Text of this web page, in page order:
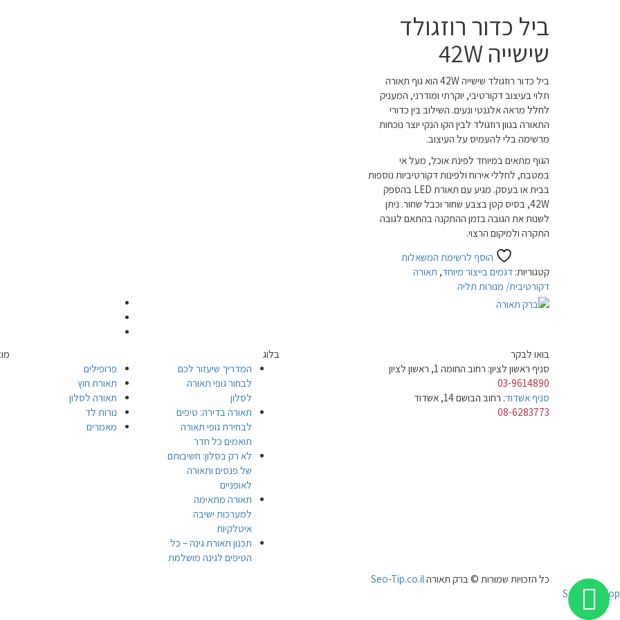
ביל כדור רוזגולד
שישייה 42W
ביל כדור רוזגולד שישייה 42W הוא גוף תאורה
תלוי בעיצוב דקורטיבי, יוקרתי ומודרני, המעניק
לחלל מראה אלגנטי ונעים. השילוב בין כדורי
התאורה בגוון רוזגולד לבין הקו הנקי יוצר נוכחות
מרשימה בלי להעמיס על העיצוב.
הגוף מתאים במיוחד לפינת אוכל, מעל אי
במטבח, לחללי אירוח ולפינות דקורטיביות נוספות
בבית או בעסק. מגיע עם תאורת LED בהספק
42W, בסיס קטן בצבע שחור וכבל שחור. ניתן
לשנות את הגובה בזמן ההתקנה בהתאם לגובה
התקרה ולמיקום הרצוי.
הוסף לרשימת המשאלות
קטגוריות: דגמים בייצור מיוחד, תאורה
דקורטיבית/ מנורות תליה
פרופילים
תאורת חוץ
תאורה לסלון
נורות לד
מאמרים
בלוג
המדריך שיעזור לכם
לבחור גופי תאורה
לסלון
תאורה בדירה: טיפים
לבחירת גופי תאורה
תואמים כל חדר
לא רק בסלון: חשיבותם
של פנסים ותאורה
לאופניים
תאורה מתאימה
למערכות ישיבה
איטלקיות
תכנון תאורת גינה – כל
הטיפים לגינה מושלמת
בואו לבקר
סניף ראשון לציון: רחוב החומה 1, ראשון לציון
03-9614890
סניף אשדוד: רחוב הבושם 14, אשדוד
08-6283773
כל הזכויות שמורות © ברק תאורה Seo-Tip.co.il
Scroll To Top